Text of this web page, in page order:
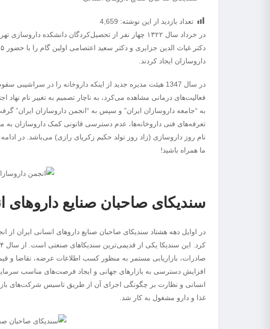
تعداد بازدید از این نوشته: 4,659
در خرداد سال ۱۳۲۲ چهار نفر از تحصیل‌کردگان دانشکده
داروسازان ایجاد کردند.
در سال 1347 هیئت مدیره جدید از اینکه داروخانه را در
فعالیت‌های درمانی مشاهده می‌کرد، به ناچار تصمیم به تغییر نام
به “جامعه داروسازان ایران” و سپس به “انجمن داروسازان ایران”
تعرفه‌های فنی داروخانه‌ها، عدم دسترسی قانونی کمک داروسازان به
نام روز داروسازی (زاد روز تولد حکیم زکریای رازی) می‌باشد. در
ما همراه باشید!
سندیکای صاحبان صنایع داروهای
در اوایل دهه هشتاد سندیکای صاحبان صنایع داروهای انسانی ایران
صادرات، بازاریابی مستمر به منظور کسب اطلاعات عرضه، تقاضا و
افزايش دسترسی به بازارهای جهانی و ايجاد فرصت‌های مناسب
انسانی و نظارت بر چگونگی اجرای آن از طريق تاسيس شرکت‌های
غذا و دارو مشغول به کار شد.